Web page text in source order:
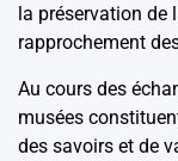
la préservation de
rapprochement
Au cours des
musées
des savoirs et de